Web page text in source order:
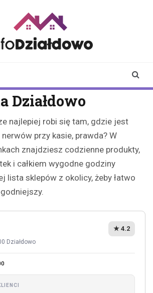
Działdowo
najlepiej robi się tam, gdzie jest
przy kasie, prawda? W
znajdziesz codzienne produkty,
i całkiem wygodne godziny
lista sklepów z okolicy, żeby łatwo
Działdowo
★ 4.2